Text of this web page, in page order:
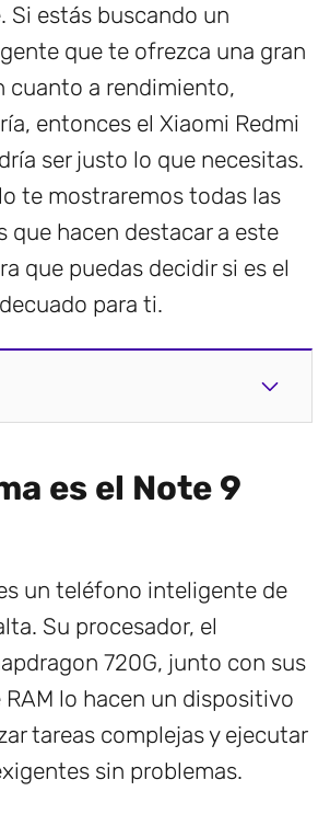
Si estás buscando un
que te ofrezca una gran
cuanto a rendimiento,
entonces el Xiaomi Redmi
ser justo lo que necesitas.
te mostraremos todas las
que hacen destacar a este
que puedas decidir si es el
para ti.
es el Note 9
un teléfono inteligente de
Su procesador, el
720G, junto con sus
RAM lo hacen un dispositivo
tareas complejas y ejecutar
sin problemas.